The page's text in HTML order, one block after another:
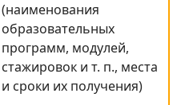
(наименования
образовательных
программ, модулей,
стажировок и т. п., места
и сроки их получения)